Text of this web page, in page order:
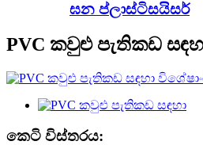
ඝන ප්ලාස්ටිසයිසර්
PVC කවුළු පැතිකඩ
කෙටි විස්තරය: